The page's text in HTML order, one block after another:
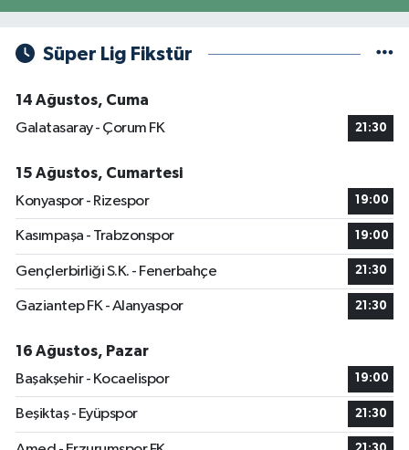
Süper Lig Fikstür
14 Ağustos, Cuma
Galatasaray - Çorum FK
21:30
15 Ağustos, Cumartesi
Konyaspor - Rizespor
19:00
Kasımpaşa - Trabzonspor 19:00
Gençlerbirliği S.K. - Fenerbahçe 21:30
Gaziantep FK - Alanyaspor 21:30
16 Ağustos, Pazar
Başakşehir - Kocaelispor
19:00
Beşiktaş - Eyüpspor 21:30